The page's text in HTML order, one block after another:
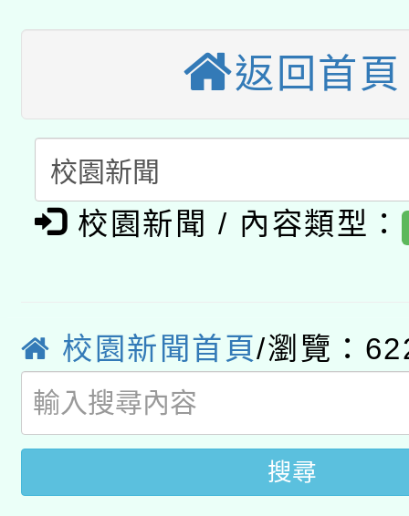
招)
本館辦理115年度閱讀
暨閱讀推動專業研習
科技賦能─人工智慧
礎課程
A3數位素養講師名單
「數位內容與教學軟體
pilot」
有關大陸委員會函釋公
薪期間赴陸應申請許可
轉知經濟部水利署委託
用水績優單位及節水達
動」
桃園市孔廟祈福系列
開 智慧啟航」
2026年桃園地景藝術
返回首頁
校園新聞 / 內容類型：
校園新聞首頁/瀏覽：
搜尋